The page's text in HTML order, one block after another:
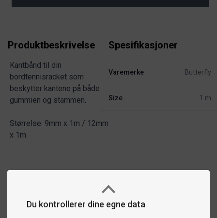
Du kontrollerer dine egne data
Produktbeskrivelse
Kantbånd til din
bordtennisracket som
beskytter kantene på både
gummien og stammen.
Størrelse: 9mm x 1m / 12mm
x 1m
Spesifikasjoner
Varemerke Butterfly
Size 1 m